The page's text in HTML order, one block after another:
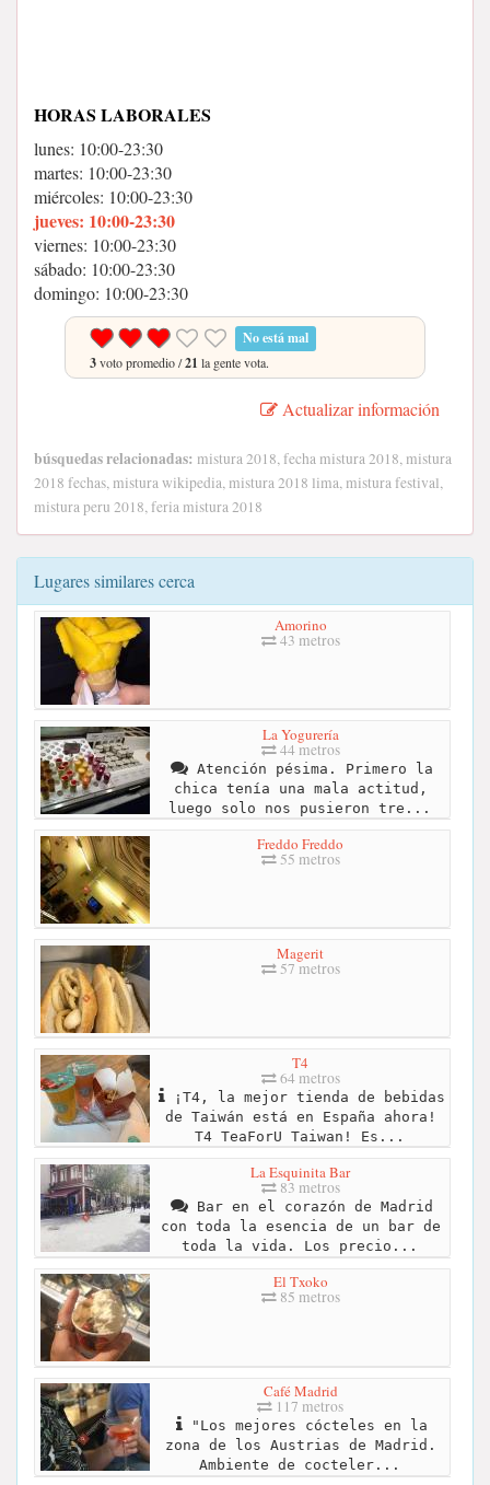
HORAS LABORALES
lunes: 10:00-23:30
martes: 10:00-23:30
miércoles: 10:00-23:30
jueves: 10:00-23:30
viernes: 10:00-23:30
sábado: 10:00-23:30
domingo: 10:00-23:30
No está mal
3voto promedio /21 la gente vota.
Actualizar información
búsquedas relacionadas: mistura 2018, fecha mistura 2018, mistura
2018 fechas, mistura wikipedia, mistura 2018 lima, mistura festival,
mistura peru 2018, feria mistura 2018
Lugares similares cerca
Amorino
43 metros
La Yogurería
44 metros
Atención pésima. Primero la
chica tenía una mala actitud,
luego solo nos pusieron tre...
Freddo Freddo
55 metros
Magerit
57 metros
T4
64 metros
¡T4, la mejor tienda de bebidas
de Taiwán está en España ahora!
T4 TeaForU Taiwan! Es...
La Esquinita Bar
83 metros
Bar en el corazón de Madrid
con toda la esencia de un bar de
toda la vida. Los precio...
El Txoko
85 metros
Café Madrid
117 metros
"Los mejores cócteles en la
zona de los Austrias de Madrid.
Ambiente de cocteler...